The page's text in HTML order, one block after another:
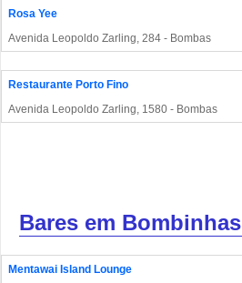
Rosa Yee
Avenida Leopoldo Zarling, 284 - Bombas
Restaurante Porto Fino
Avenida Leopoldo Zarling, 1580 - Bombas
Bares em Bombinhas
Mentawai Island Lounge